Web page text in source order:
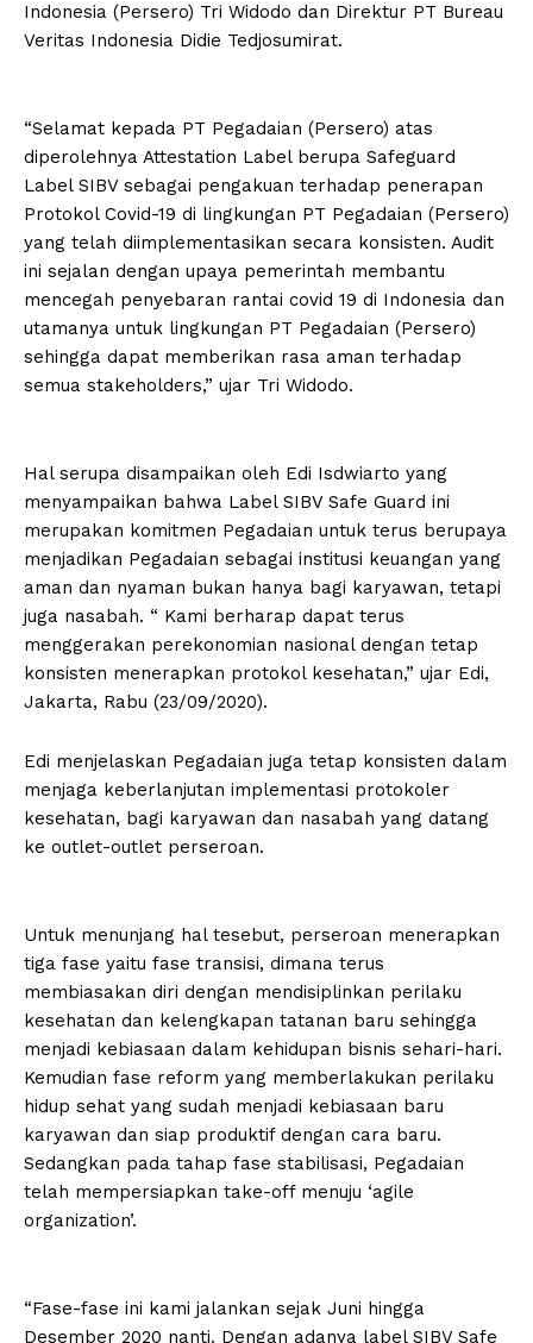
Indonesia (Persero) Tri Widodo dan Direktur PT Bureau
Veritas Indonesia Didie Tedjosumirat.
“Selamat kepada PT Pegadaian (Persero) atas
diperolehnya Attestation Label berupa Safeguard
Label SIBV sebagai pengakuan terhadap penerapan
Protokol Covid-19 di lingkungan PT Pegadaian (Persero)
yang telah diimplementasikan secara konsisten. Audit
ini sejalan dengan upaya pemerintah membantu
mencegah penyebaran rantai covid 19 di Indonesia dan
utamanya untuk lingkungan PT Pegadaian (Persero)
sehingga dapat memberikan rasa aman terhadap
semua stakeholders,” ujar Tri Widodo.
Hal serupa disampaikan oleh Edi Isdwiarto yang
menyampaikan bahwa Label SIBV Safe Guard ini
merupakan komitmen Pegadaian untuk terus berupaya
menjadikan Pegadaian sebagai institusi keuangan yang
aman dan nyaman bukan hanya bagi karyawan, tetapi
juga nasabah. “ Kami berharap dapat terus
menggerakan perekonomian nasional dengan tetap
konsisten menerapkan protokol kesehatan,” ujar Edi,
Jakarta, Rabu (23/09/2020).
Edi menjelaskan Pegadaian juga tetap konsisten dalam
menjaga keberlanjutan implementasi protokoler
kesehatan, bagi karyawan dan nasabah yang datang
ke outlet-outlet perseroan.
Untuk menunjang hal tesebut, perseroan menerapkan
tiga fase yaitu fase transisi, dimana terus
membiasakan diri dengan mendisiplinkan perilaku
kesehatan dan kelengkapan tatanan baru sehingga
menjadi kebiasaan dalam kehidupan bisnis sehari-hari.
Kemudian fase reform yang memberlakukan perilaku
hidup sehat yang sudah menjadi kebiasaan baru
karyawan dan siap produktif dengan cara baru.
Sedangkan pada tahap fase stabilisasi, Pegadaian
telah mempersiapkan take-off menuju ‘agile
organization’.
“Fase-fase ini kami jalankan sejak Juni hingga
Desember 2020 nanti. Dengan adanya label SIBV Safe